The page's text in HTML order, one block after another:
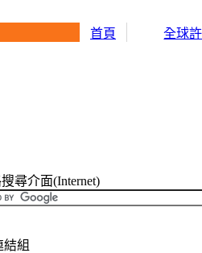
首頁 全球
尋介面(Internet)
結組